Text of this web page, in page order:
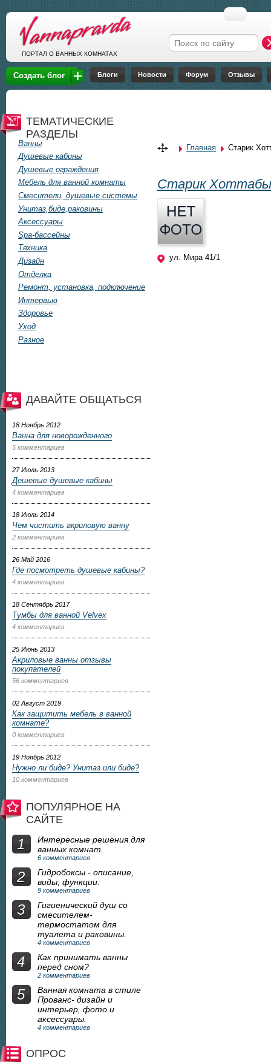
ПОРТАЛ О ВАННЫХ КОМНАТАХ Форма поиска
Создать блог Блоги Новости Форум Отзывы
ТЕМАТИЧЕСКИЕ
РАЗДЕЛЫ
Ванны
Душевые кабины
Душевые ограждения
Мебель для ванной комнаты
Смесители, душевые системы
Унитаз,биде,раковины
Аксессуары
Spa-бассейны
Техника
Дизайн
Отделка
Ремонт, установка, подключение
Интервью
Здоровье
Уход
Разное
ДАВАЙТЕ ОБЩАТЬСЯ
18 Ноябрь 2012
Ванна для новорожденного
5 комментариев
27 Июль 2013
Дешевые душевые кабины
4 комментариев
18 Июль 2014
Чем чистить акриловую ванну
2 комментариев
26 Май 2016
Где посмотреть душевые кабины?
4 комментариев
18 Сентябрь 2017
Тумбы для ванной Velvex
4 комментариев
25 Июнь 2013
Акриловые ванны отзывы
покупателей
56 комментариев
02 Август 2019
Как защитить мебель в ванной
комнате?
0 комментариев
19 Ноябрь 2012
Нужно ли биде? Унитаз или биде?
10 комментариев
ПОПУЛЯРНОЕ НА
САЙТЕ
1
Интересные решения для
ванных комнат.
6 комментариев
2
Гидробоксы - описание,
виды, функции.
9 комментариев
3
Гигиенический душ со
смесителем-
термостатом для
туалета и раковины.
4 комментариев
4
Как принимать ванны
перед сном?
2 комментариев
5
Ванная комната в стиле
Прованс- дизайн и
интерьер, фото и
аксессуары.
4 комментариев
ОПРОС
Вы здесь
Главная Старик
Старик
ул. Мира 41/1